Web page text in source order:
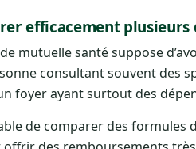
efficacement plusieurs
mutuelle santé suppose
consultant souvent des
foyer ayant surtout des
de comparer des